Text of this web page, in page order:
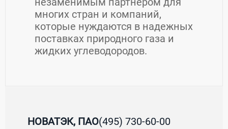
многих стран и компаний,
которые нуждаются в надежных
поставках природного газа и
жидких углеводородов.
НОВАТЭК, ПАО(495) 730-60-00